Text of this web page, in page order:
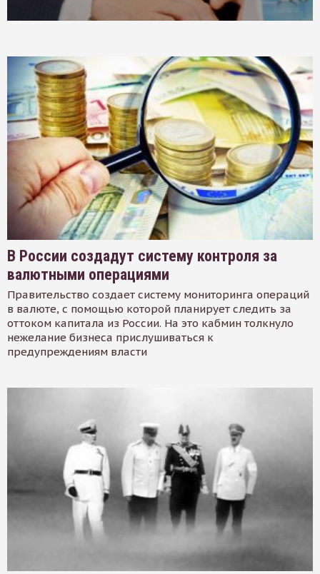
В России создадут систему контроля за
валютными операциями
Правительство создает систему мониторинга операций
в валюте, с помощью которой планирует следить за
оттоком капитала из России. На это кабмин толкнуло
нежелание бизнеса прислушиваться к
предупреждениям власти